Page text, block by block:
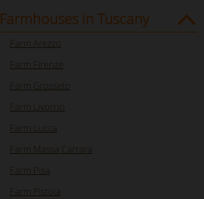
Farmhouses in Tuscany
Farm Arezzo
Farm Firenze
Farm Grosseto
Farm Livorno
Farm Lucca
Farm Massa Carrara
Farm Pisa
Farm Pistoia